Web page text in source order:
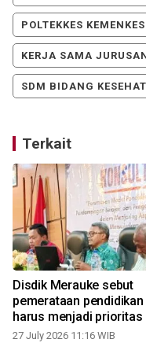
POLTEKKES
KERJA SAMA
SDM BIDANG
Terkait
Disdik Merauke sebut
pemerataan pendidikan
harus menjadi prioritas
27 July 2026 11:16 WIB